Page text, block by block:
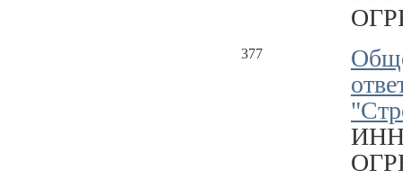
377
ИНН